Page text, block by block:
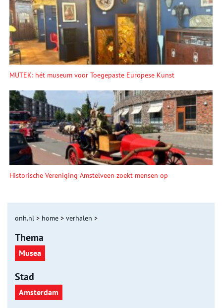
MUTEK: hét museum voor Toegepaste Europese Kunst
Historische Vereniging Amstelveen zoekt mensen op
onh.nl > home > verhalen >
Thema
Musea
Stad
Amsterdam